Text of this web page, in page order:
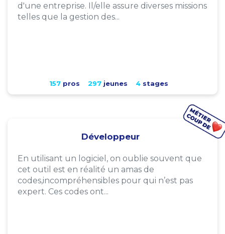
d'une entreprise. Il/elle assure diverses missions
telles que la gestion des...
157pros 297jeunes 4stages
Développeur
En utilisant un logiciel, on oublie souvent que
cet outil est en réalité un amas de
codes,incompréhensibles pour qui n’est pas
expert. Ces codes ont...